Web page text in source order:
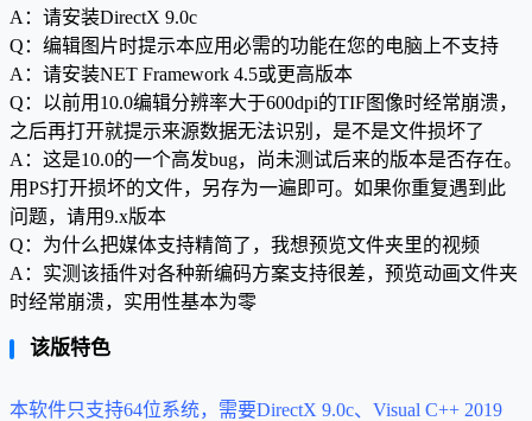
A：请安装DirectX 9.0c
Q：编辑图片时提示本应用必需的功能在您的电脑上不支持
A：请安装NET Framework 4.5或更高版本
Q：以前用10.0编辑分辨率大于600dpi的TIF图像时经常崩溃，
之后再打开就提示来源数据无法识别，是不是文件损坏了
A：这是10.0的一个高发bug，尚未测试后来的版本是否存在。
用PS打开损坏的文件，另存为一遍即可。如果你重复遇到此
问题，请用9.x版本
Q：为什么把媒体支持精简了，我想预览文件夹里的视频
A：实测该插件对各种新编码方案支持很差，预览动画文件夹
时经常崩溃，实用性基本为零
该版特色
本软件只支持64位系统，需要DirectX 9.0c、Visual C++ 2019